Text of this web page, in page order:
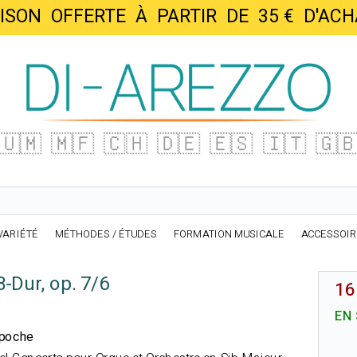
OFFERTE À PARTIR DE 35 €
🇲🇫 🇨🇭 🇩🇪 🇪🇸 🇮🇹
MÉTHODES / ÉTUDES FORMATION MUSICALE
Dur, op. 7/6
EN